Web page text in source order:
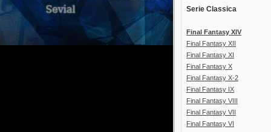
Serie Classica
Final Fantasy XIV
Final Fantasy XII
Final Fantasy XI
Final Fantasy X
Final Fantasy X-2
Final Fantasy IX
Final Fantasy VIII
Final Fantasy VII
Final Fantasy VI